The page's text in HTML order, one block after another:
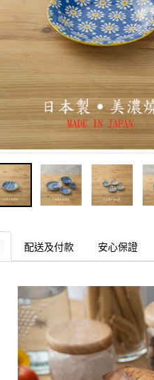
配送及付款 安心保證